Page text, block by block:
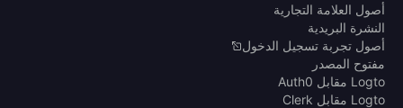
أصول العلامة التجارية
النشرة البريدية
أصول تجربة تسجيل الدخول
مفتوح المصدر
Logto مقابل Auth0
Logto مقابل Clerk